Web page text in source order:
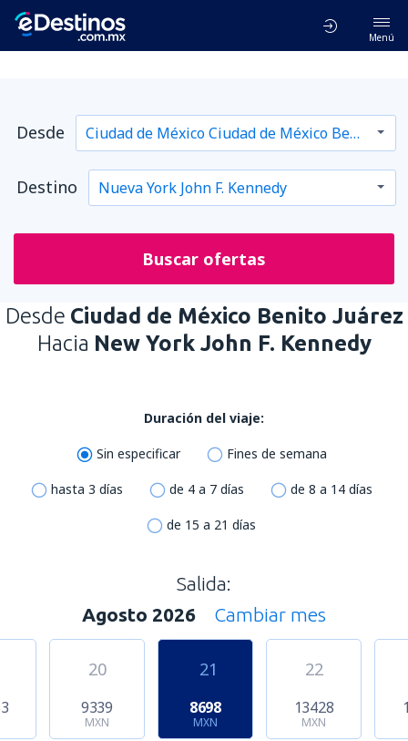
Menú
Desde
Destino
Buscar ofertas
Desde Ciudad de México Benito Juárez
Hacia New York John F. Kennedy
Duración del viaje:
Sin especificar Fines de semana
hasta 3 días de 4 a 7 días de 8 a 14 días
de 15 a 21 días
Salida:
Agosto 2026
Cambiar mes
20
9339
MXN
21
8698
MXN
22
13428
MXN